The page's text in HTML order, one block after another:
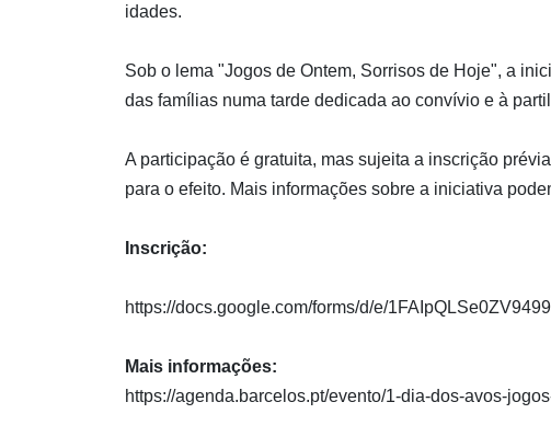
idades.
Sob o lema "Jogos de Ontem, Sorrisos de Hoje", a
das famílias numa tarde dedicada ao convívio e à
A participação é gratuita, mas sujeita a inscrição
para o efeito. Mais informações sobre a iniciativa
Inscrição:
https://docs.google.com/forms/d/e/
Mais informações:
https://agenda.barcelos.pt/evento/1-dia-dos-avos-